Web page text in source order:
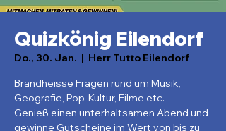
Quizkönig Eilendorf
Do., 30. Jan.
  |
Herr Tutto Eilendorf
Brandheisse Fragen rund um Musik,
Geografie, Pop-Kultur, Filme etc.
Genieß einen unterhaltsamen Abend und
gewinne Gutscheine im Wert von bis zu